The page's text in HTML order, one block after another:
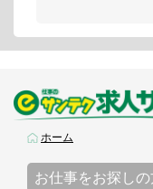
ホーム
お仕事をお探しの